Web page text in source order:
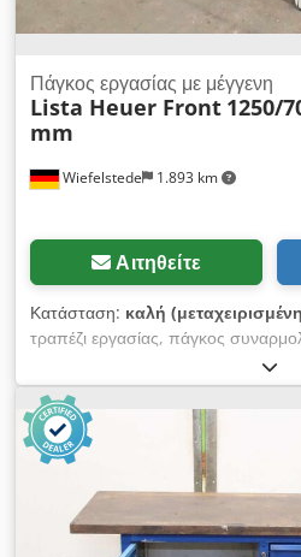
Wiefelstede 1.893 km
Πάγκος εργασίας με μέγγενη
Lista Heuer Front 1250/
mm
Αιτηθείτε
Κατάσταση: καλή
τραπέζι εργασίας, πάγκος
συναρμολόγησης, τραπέζι
Lista, πάγκος εργασίας με μέγγενη
συρτάρια - Πάγκος: περ. 1250/
πόρτα ντουλαπιού: κλειδώνουν,
δείτε φωτογραφίες - Μέγγενη:
ύψος και περιστρεφόμενη -
230 mm - Διαστάσεις
Dcjdpfx Ansxzzmrs Tok - Βάρος: